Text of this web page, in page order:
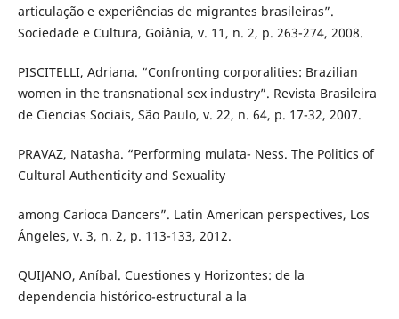
articulação e experiências de migrantes brasileiras”.
Sociedade e Cultura, Goiânia, v. 11, n. 2, p. 263-274, 2008.
PISCITELLI, Adriana. “Confronting corporalities: Brazilian
women in the transnational sex industry”. Revista Brasileira
de Ciencias Sociais, São Paulo, v. 22, n. 64, p. 17-32, 2007.
PRAVAZ, Natasha. “Performing mulata- Ness. The Politics of
Cultural Authenticity and Sexuality
among Carioca Dancers”. Latin American perspectives, Los
Ángeles, v. 3, n. 2, p. 113-133, 2012.
QUIJANO, Aníbal. Cuestiones y Horizontes: de la
dependencia histórico-estructural a la